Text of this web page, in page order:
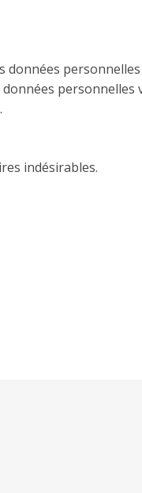
données
personnelles
indésirables.